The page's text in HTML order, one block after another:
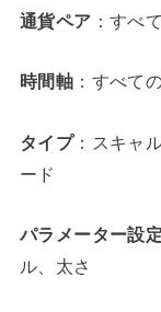
通貨ペア ：すべ
時間軸 ：すべて
タイプ：スキャ
ード
パラメーター設
ル、太さ